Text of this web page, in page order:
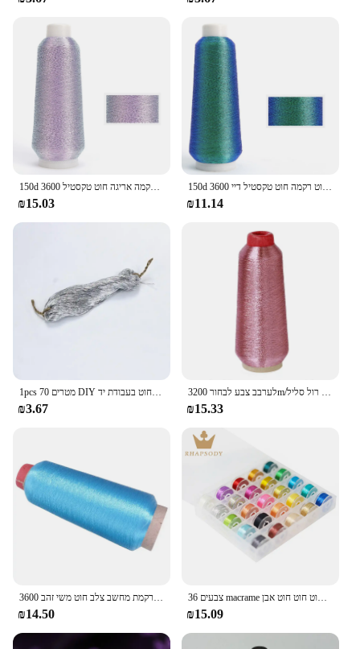
150d 3600 מ 'צבע כסף קו זהב חוט מחשב צלב תפר ארוג קו רקמה חוט רקמה אריגה חוט טקסטיל
₪15.03
150d 3600 מ 'צבע כסף זהב קו רקמה ארוגה קו רקמה חוט רקמה חוט טקסטיל דיי
₪11.14
1pcs 70 מטרים DIY תפירת סריגה רקמת חומר בהיר עגול משי חוט כסף רקמת חוט בעבודת יד
₪3.67
לערבב צבע לבחור 3200m/רול סליל DMC מתכתי רקמה סרוגה סריגה צלב תפר חוט אשכולות תפירת כלי מכונת רקמה
₪15.33
3600 מ 'ידני משי בהיר זהב רקמת מחשב צלב חוט משי זהב diy חוט כסף
₪14.50
36 צבעים macrame מתכת אריגה חוט חוט יד ביד צמיד חוט חוט חוט חוט חוט חוט אבן
₪15.09